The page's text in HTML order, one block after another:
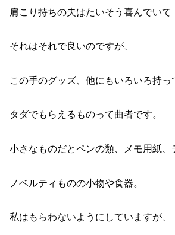
肩こり持ちの夫はたいそう喜んでいて
それはそれで良いのですが、
この手のグッズ、他にもいろいろ持っ
タダでもらえるものって曲者です。
小さなものだとペンの類、メモ用紙、
ノベルティものの小物や食器。
私はもらわないようにしていますが、